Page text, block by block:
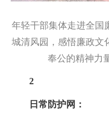
年轻干部集体走进全
城清风园，感悟廉政文
奉公的精神力
2
日常防护网：